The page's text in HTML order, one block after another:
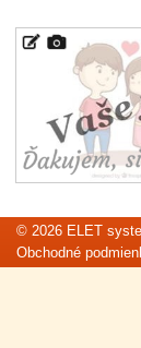
© 2026 ELET
Obchodné